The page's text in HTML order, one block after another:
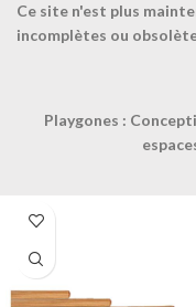
Ce site n'est plus
incomplètes ou
Playgones :
Produits